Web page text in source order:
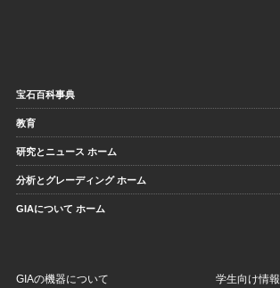
宝石百科事典
教育
研究とニュース ホーム
分析とグレーディング ホーム
GIAについて ホーム
GIAの機器について 学生向け情報